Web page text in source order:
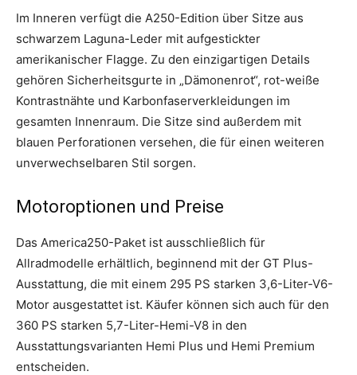
Im Inneren verfügt die A250-Edition über Sitze aus
schwarzem Laguna-Leder mit aufgestickter
amerikanischer Flagge. Zu den einzigartigen Details
gehören Sicherheitsgurte in „Dämonenrot“, rot-weiße
Kontrastnähte und Karbonfaserverkleidungen im
gesamten Innenraum. Die Sitze sind außerdem mit
blauen Perforationen versehen, die für einen weiteren
unverwechselbaren Stil sorgen.
Motoroptionen und Preise
Das America250-Paket ist ausschließlich für
Allradmodelle erhältlich, beginnend mit der GT Plus-
Ausstattung, die mit einem 295 PS starken 3,6-Liter-V6-
Motor ausgestattet ist. Käufer können sich auch für den
360 PS starken 5,7-Liter-Hemi-V8 in den
Ausstattungsvarianten Hemi Plus und Hemi Premium
entscheiden.